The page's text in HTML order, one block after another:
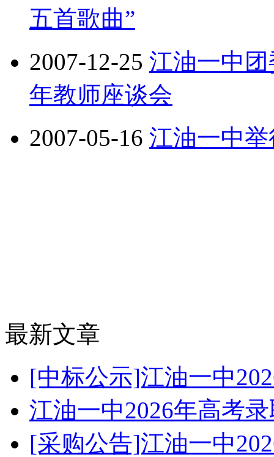
五首歌曲”
2007-12-25 江油一中
年教师座谈会
2007-05-16 江油一中
最新文章
[中标公示]江油一中
江油一中2026年高考
[采购公告]江油一中